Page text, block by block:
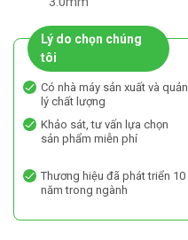
Lý do chọn chúng
tôi
Có nhà máy sản xuất và quản
lý chất lượng
Khảo sát, tư vấn lựa chọn
sản phẩm miễn phí
Thương hiệu đã phát triển 10
năm trong ngành